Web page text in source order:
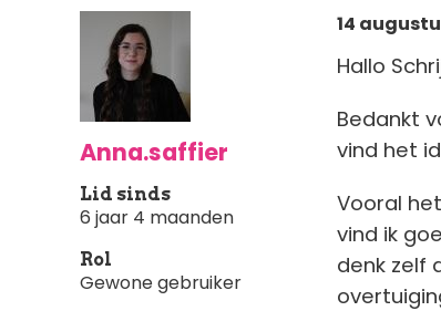
Anna.saffier
Lid sinds
6 jaar 4 maanden
Rol
Gewone gebruiker
14
Hallo
Bedankt
vind het
Vooral
vind ik
denk zelf